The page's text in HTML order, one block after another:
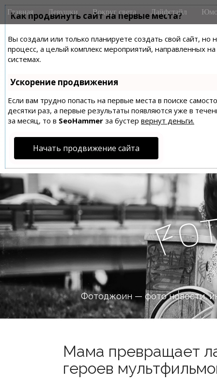
Как продвинуть сайт на первые места?
Вы создали или только планируете создать свой сайт,
процесс, а целый комплекс мероприятий, направленных
системах.
Ускорение продвижения
Если вам трудно попасть на первые места в поиске
десятки раз, а первые результаты появляются уже в
за месяц, то в SeoHammer за бустер вернут деньги.
Начать продвижение сайта
M
a
n
m
e
n
u
i
Главная Девушки Вокруг света Лайфстайл
Fo
Фотоджоин — фото новости,
Мама превращает
героев